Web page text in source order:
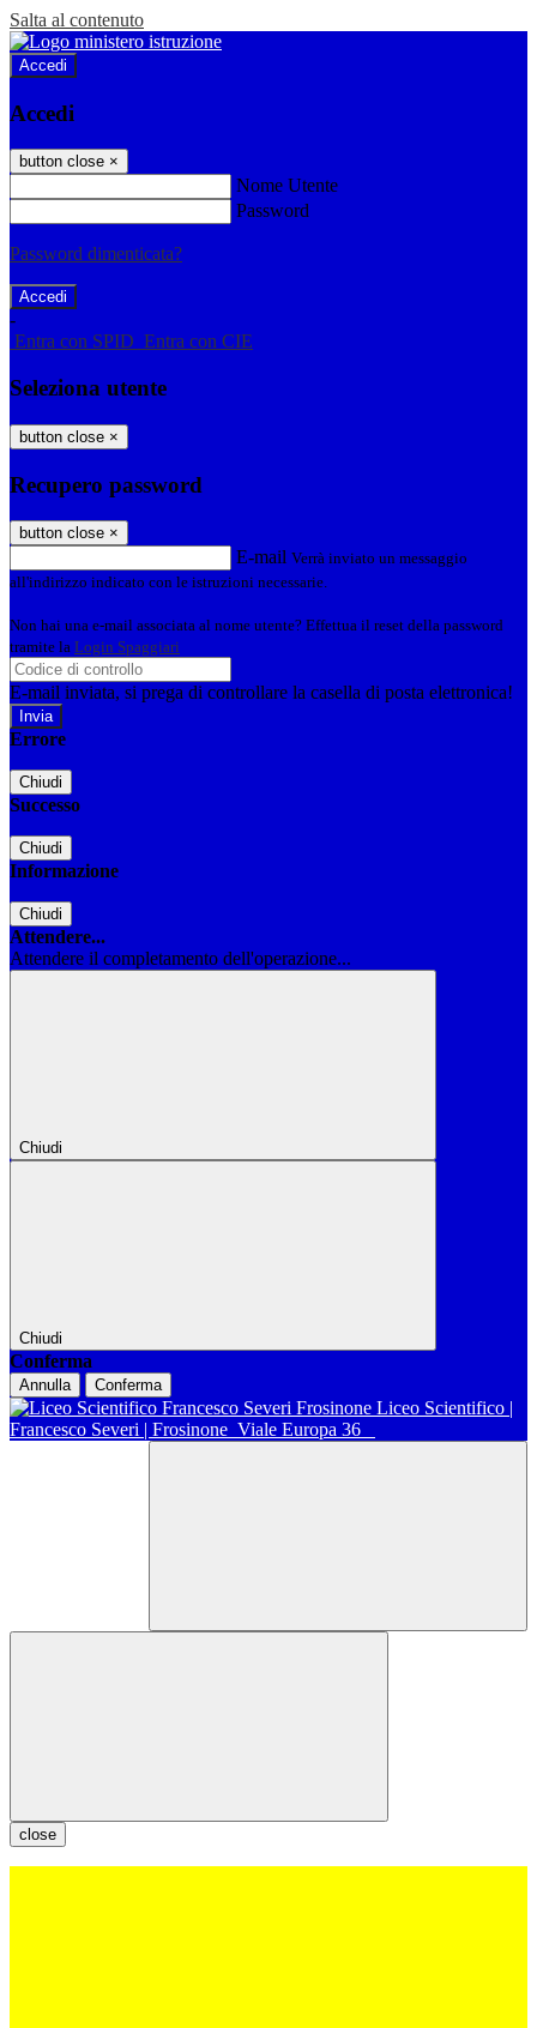
Salta al contenuto
Accedi
Accedi
button close ×
Nome Utente
Password
Password dimenticata?
-
Entra con SPID Entra con CIE
Seleziona utente
button close ×
Recupero password
button close ×
E-mail Verrà inviato un messaggio
all'indirizzo indicato con le istruzioni necessarie.
Non hai una e-mail associata al nome utente? Effettua il reset della password
tramite la Login Spaggiari
E-mail inviata, si prega di controllare la casella di posta elettronica!
Errore
Chiudi
Successo
Chiudi
Informazione
Chiudi
Attendere...
Attendere il completamento dell'operazione...
Chiudi
Chiudi
Conferma
Annulla Conferma
Liceo Scientifico |
Francesco Severi | Frosinone Viale Europa 36
close